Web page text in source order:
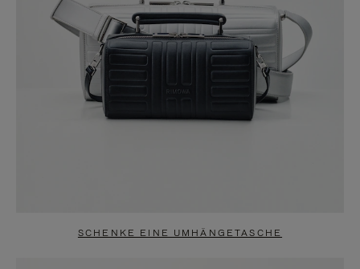
SCHENKE EINE UMHÄNGETASCHE